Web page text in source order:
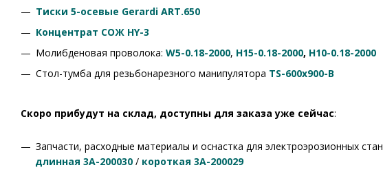
Тиски 5-осевые Gerardi ART.650
Концентрат СОЖ HY-3
Молибденовая проволока: W5-0.18-2000, H15-0.18-2000, H10-0.18-2000
Стол-тумба для резьбонарезного манипулятора TS-600x900-B
Скоро прибудут на склад, доступны для заказа уже сейчас:
Запчасти, расходные материалы и оснастка для электроэрозионных
длинная 3A-200030 / короткая 3A-200029